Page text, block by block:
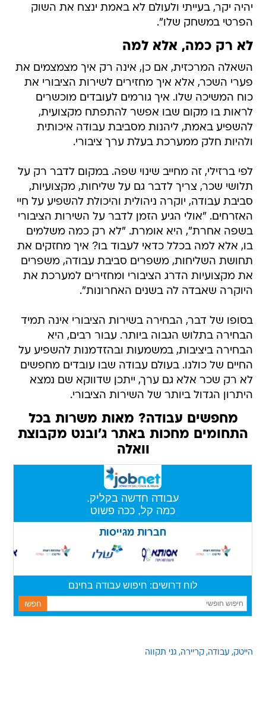
יהיה יקר, בעייתי ולעולם לא באמת ינצח את השוק
הפרטי במשחק שלו".
לא רק כמה, אלא למה
השאלה המרכזית, אם כן, אינה רק איך מצמצמים את
פערי השכר, אלא איך מחזירים לשירות הציבורי את
כוח המשיכה שלו. איך גורמים לעובדים מוכשרים
לראות בו מקום שבו אפשר להתפתח מקצועית,
להשפיע באמת, ליהנות מסביבת עבודה איכותית
ולהיות חלק ממערכת בעלת ערך ציבורי.
לפי ברזילי, זה מחייב שינוי שפה. במקום לדבר רק על
תלושי שכר, צריך לדבר גם על שליחות, מקצועיות,
סביבת עבודה, יוקרה ניהולית והיכולת להשפיע על חיי
האזרחים. "אולי הגיע הזמן לדבר על השירות הציבורי
בשפה אחרת", היא אומרת. "לא רק כמה משלמים
בו, אלא למה בכלל כדאי לעבוד בו? איך מחזקים את
תחושת השליחות, משפרים סביבת עבודה, משפרים
את מקצועיות הדרג הציבורי ומחזירים למערכת את
היוקרה שאבדה לה בשנים האחרונות".
בסופו של דבר, הבחירה בשירות הציבורי אינה תמיד
הבחירה בתלוש הגבוה ביותר. עבור רבים, היא
הבחירה ביציבות, במשמעות ובהזדמנות להשפיע על
החיים של כולנו. בעולם עבודה שבו עובדים מחפשים
לא רק שכר אלא גם ערך, ייתכן שדווקא שם נמצא
היתרון הגדול ביותר של השירות הציבורי.
מחפשים עבודה? מאות משרות בכל
התחומים מחכות באתר ג'ובנט מקבוצת
וואלה
הייטק עבודה קריירה גני תקווה